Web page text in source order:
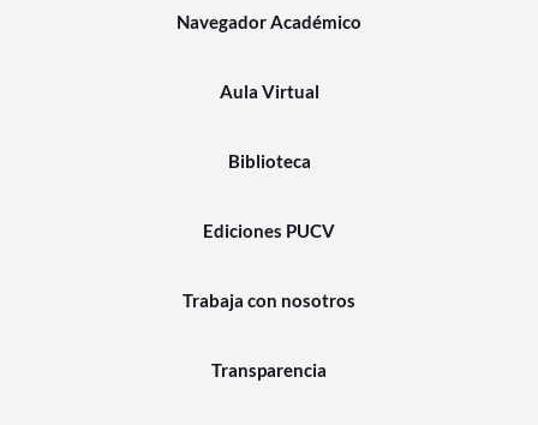
Navegador Académico
Aula Virtual
Biblioteca
Ediciones PUCV
Trabaja con nosotros
Transparencia